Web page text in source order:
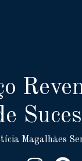
Magalhães